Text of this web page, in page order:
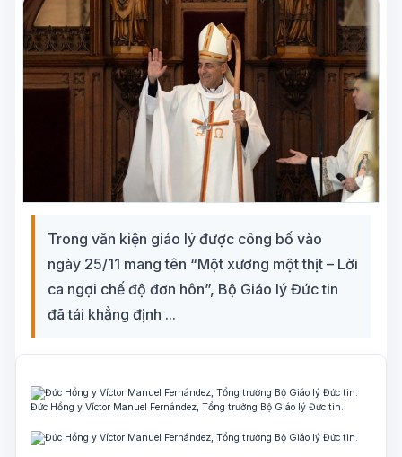
Trong văn kiện giáo lý được công bố vào
ngày 25/11 mang tên “Một xương một thịt – Lời
ca ngợi chế độ đơn hôn”, Bộ Giáo lý Đức tin
đã tái khẳng định ...
Đức Hồng y Víctor Manuel Fernández, Tổng trưởng Bộ Giáo lý Đức tin.